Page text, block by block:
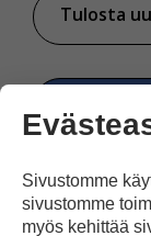
Tulosta
Sivustomme
sivustomme
myös kehittää